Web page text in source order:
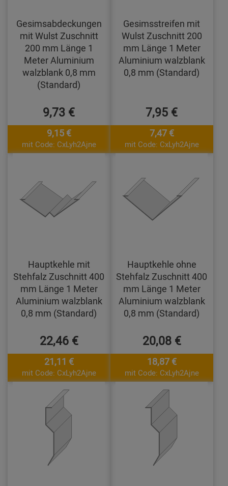
Gesimsabdeckungen
mit Wulst Zuschnitt
200 mm Länge 1
Meter Aluminium
walzblank 0,8 mm
(Standard)
9,73 €
9,15 €
mit Code: CxLyh2Ajne
Gesimsstreifen mit
Wulst Zuschnitt 200
mm Länge 1 Meter
Aluminium walzblank
0,8 mm (Standard)
7,95 €
7,47 €
mit Code: CxLyh2Ajne
Hauptkehle mit
Stehfalz Zuschnitt 400
mm Länge 1 Meter
Aluminium walzblank
0,8 mm (Standard)
22,46 €
21,11 €
mit Code: CxLyh2Ajne
Hauptkehle ohne
Stehfalz Zuschnitt 400
mm Länge 1 Meter
Aluminium walzblank
0,8 mm (Standard)
20,08 €
18,87 €
mit Code: CxLyh2Ajne